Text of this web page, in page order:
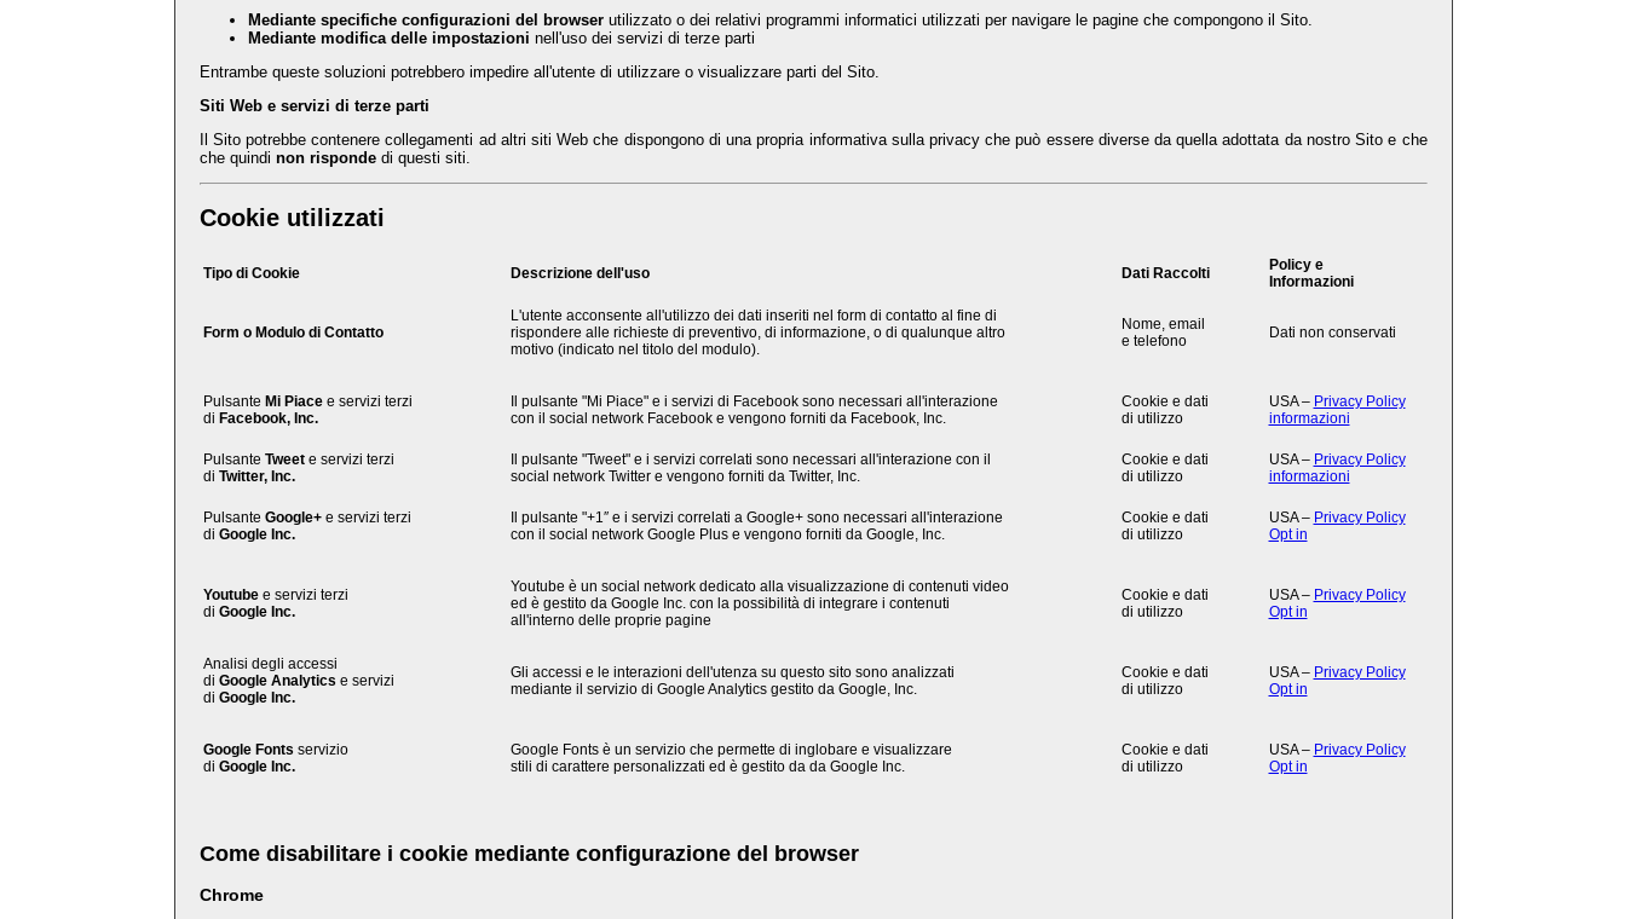
Mediante specifiche configurazioni del browserutilizzato o dei relativi programmi informatici utilizzati per navigare le pagine che compongono il Sito.
Mediante modifica delle impostazioni nell'uso dei servizi di terze parti
Entrambe queste soluzioni potrebbero impedire all'utente di utilizzare o visualizzare parti del Sito.
Siti Web e servizi di terze parti
Il Sito potrebbe contenere collegamenti ad altri siti Web che dispongono di una propria informativa sulla privacy che può essere diverse da quella adottata da nostro Sito e che
che quindi non rispondedi questi siti.
Cookie utilizzati
Tipo di Cookie Descrizione dell'uso Dati Raccolti
Policy e
Informazioni
Form o Modulo di Contatto
L'utente acconsente all'utilizzo dei dati inseriti nel form di contatto al fine di
rispondere alle richieste di preventivo, di informazione, o di qualunque altro
motivo (indicato nel titolo del modulo).
Nome, email
e telefono
Dati non conservati
Pulsante Mi Piacee servizi terzi
di Facebook, Inc.
Il pulsante "Mi Piace" e i servizi di Facebook sono necessari all'interazione
con il social network Facebook e vengono forniti da Facebook, Inc.
Cookie e dati
di utilizzo
USA – Privacy Policy
informazioni
Pulsante Tweete servizi terzi
di Twitter, Inc.
Il pulsante "Tweet" e i servizi correlati sono necessari all'interazione con il
social network Twitter e vengono forniti da Twitter, Inc.
Cookie e dati
di utilizzo
USA – Privacy Policy
informazioni
Pulsante Google+e servizi terzi
di Google Inc.
Il pulsante "+1″ e i servizi correlati a Google+ sono necessari all'interazione
con il social network Google Plus e vengono forniti da Google, Inc.
Cookie e dati
di utilizzo
USA – Privacy Policy
Opt in
Youtubee servizi terzi
di Google Inc.
Youtube è un social network dedicato alla visualizzazione di contenuti video
ed è gestito da Google Inc. con la possibilità di integrare i contenuti
all'interno delle proprie pagine
Cookie e dati
di utilizzo
USA – Privacy Policy
Opt in
Analisi degli accessi
di Google Analytics e servizi
di Google Inc.
Gli accessi e le interazioni dell'utenza su questo sito sono analizzati
mediante il servizio di Google Analytics gestito da Google, Inc.
Cookie e dati
di utilizzo
USA – Privacy Policy
Opt in
Google Fonts servizio
di Google Inc.
Google Fonts è un servizio che permette di inglobare e visualizzare
stili di carattere personalizzati ed è gestito da da Google Inc.
Cookie e dati
di utilizzo
USA – Privacy Policy
Opt in
Come disabilitare i cookie mediante configurazione del browser
Chrome